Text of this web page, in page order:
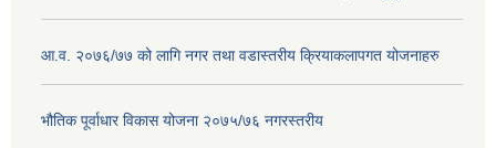
आ.व. २०७६/७७ को लागि नगर तथा वडास्तरीय क्रियाकलापगत योजनाहरु
भौतिक पूर्वाधार विकास योजना २०७५/७६ नगरस्तरीय